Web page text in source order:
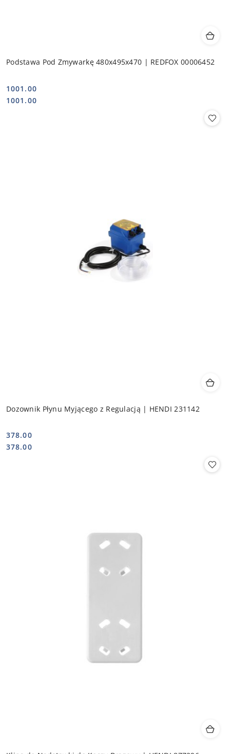
Podstawa Pod Zmywarkę 480x495x470 | REDFOX 00006452
Cena:
1001.00
Cena:
1001.00
Dozownik Płynu Myjącego z Regulacją | HENDI 231142
Cena:
378.00
Cena:
378.00